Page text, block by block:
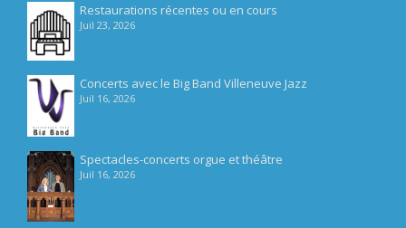
Restaurations récentes ou en cours
Juil 23, 2026
Concerts avec le Big Band Villeneuve Jazz
Juil 16, 2026
Spectacles-concerts orgue et théâtre
Juil 16, 2026